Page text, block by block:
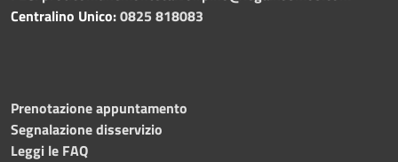
Centralino Unico:0825 818083
Prenotazione appuntamento
Segnalazione disservizio
Leggi le FAQ